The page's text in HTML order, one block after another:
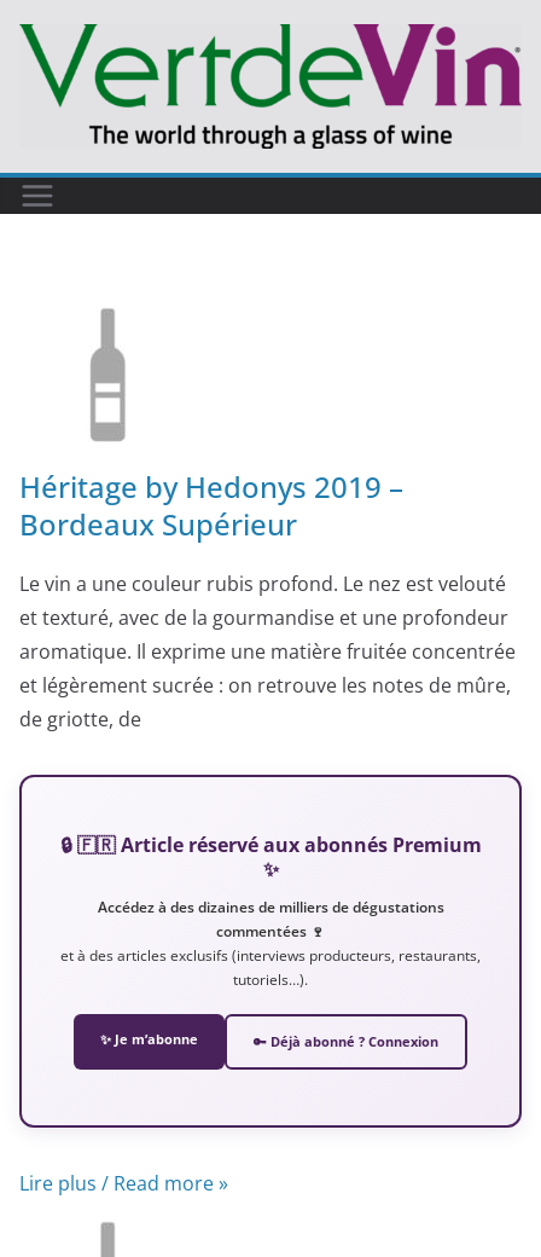
Héritage by Hedonys 2019 –
Bordeaux Supérieur
Le vin a une couleur rubis profond. Le nez est velouté
et texturé, avec de la gourmandise et une profondeur
aromatique. Il exprime une matière fruitée concentrée
et légèrement sucrée : on retrouve les notes de mûre,
de griotte, de
🔒 🇫🇷 Article réservé aux abonnés Premium
✨
Accédez à des dizaines de milliers de dégustations
commentées 🍷
et à des articles exclusifs (interviews producteurs, restaurants,
tutoriels…).
✨ Je m’abonne 🔑 Déjà abonné ? Connexion
Lire plus / Read more »